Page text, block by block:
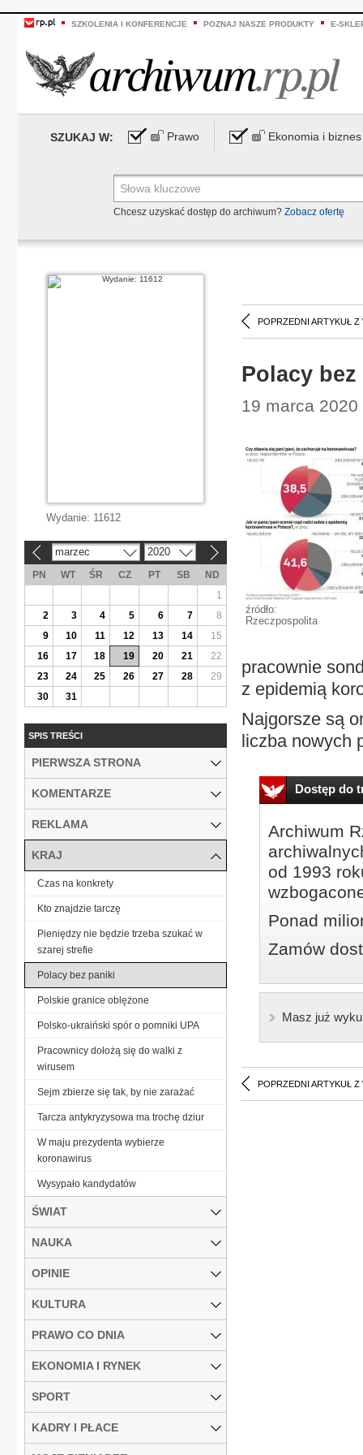
SZKOLENIA I KONFERENCJE POZNAJ NASZE PRODUKTY E-
SZUKAJ W: Prawo Ekonomia i biznes
Chcesz uzyskać dostęp do archiwum? Zobacz ofertę
POPRZEDNI ARTYKUŁ Z
Polacy
19 marca
źródło:
Rzeczpospolita
pracownie
z epidemią
Najgorsze są
liczba nowych
Dostęp do
Archiwum
od 1993
Ponad
Zamów
Masz już
POPRZEDNI ARTYKUŁ Z
Wydanie: 11612
marzec 2020
PN WT ŚR CZ PT SB
ND
1
2
3 4 5 6 7
8
9
10 11 12 13 14
15
16
17 18 19 20 21
22
23
24 25 26 27 28
29
30
31
SPIS TREŚCI
PIERWSZA STRONA
KOMENTARZE
REKLAMA
KRAJ
Czas na konkrety
Kto znajdzie tarczę
Pieniędzy nie będzie trzeba szukać w
szarej strefie
Polacy bez paniki
Polskie granice oblężone
Polsko-ukraiński spór o pomniki UPA
Pracownicy dołożą się do walki z
wirusem
Sejm zbierze się tak, by nie zarażać
Tarcza antykryzysowa ma trochę dziur
W maju prezydenta wybierze
koronawirus
Wysypało kandydatów
ŚWIAT
NAUKA
OPINIE
KULTURA
PRAWO CO DNIA
EKONOMIA I RYNEK
SPORT
KADRY I PŁACE